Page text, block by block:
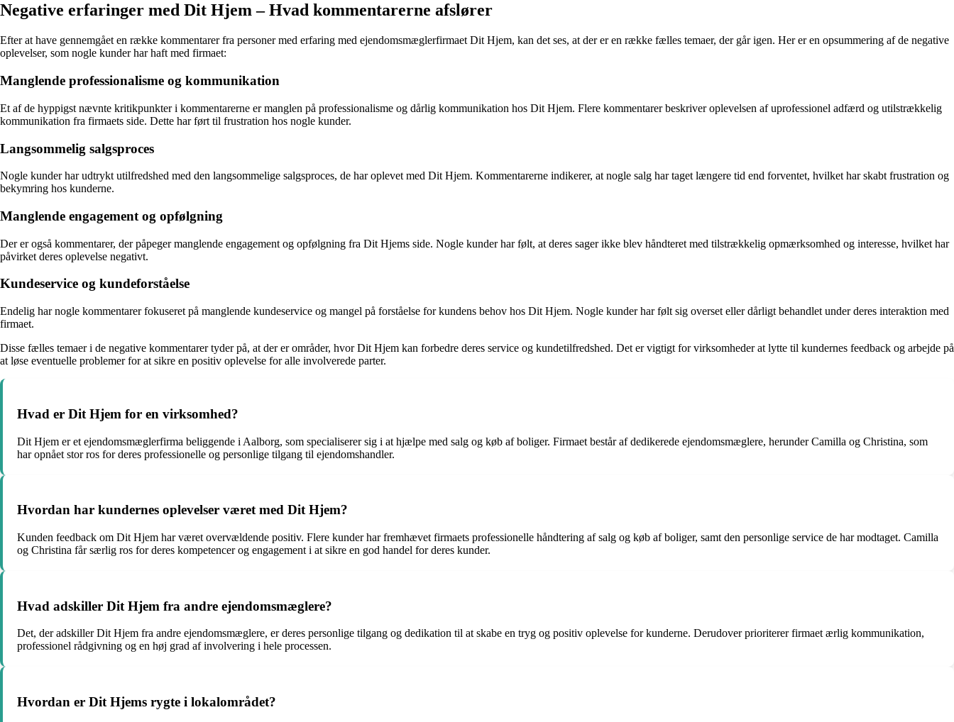
Negative erfaringer med Dit Hjem – Hvad kommentarerne afslører
Efter at have gennemgået en række kommentarer fra personer med erfaring med ejendomsmæglerfirmaet Dit Hjem, kan det ses, at der er en række fælles temaer, der går igen. Her er en opsummering af de negative
oplevelser, som nogle kunder har haft med firmaet:
Manglende professionalisme og kommunikation
Et af de hyppigst nævnte kritikpunkter i kommentarerne er manglen på professionalisme og dårlig kommunikation hos Dit Hjem. Flere kommentarer beskriver oplevelsen af uprofessionel adfærd og utilstrækkelig
kommunikation fra firmaets side. Dette har ført til frustration hos nogle kunder.
Langsommelig salgsproces
Nogle kunder har udtrykt utilfredshed med den langsommelige salgsproces, de har oplevet med Dit Hjem. Kommentarerne indikerer, at nogle salg har taget længere tid end forventet, hvilket har skabt frustration og
bekymring hos kunderne.
Manglende engagement og opfølgning
Der er også kommentarer, der påpeger manglende engagement og opfølgning fra Dit Hjems side. Nogle kunder har følt, at deres sager ikke blev håndteret med tilstrækkelig opmærksomhed og interesse, hvilket har
påvirket deres oplevelse negativt.
Kundeservice og kundeforståelse
Endelig har nogle kommentarer fokuseret på manglende kundeservice og mangel på forståelse for kundens behov hos Dit Hjem. Nogle kunder har følt sig overset eller dårligt behandlet under deres interaktion med
firmaet.
Disse fælles temaer i de negative kommentarer tyder på, at der er områder, hvor Dit Hjem kan forbedre deres service og kundetilfredshed. Det er vigtigt for virksomheder at lytte til kundernes feedback og arbejde på
at løse eventuelle problemer for at sikre en positiv oplevelse for alle involverede parter.
Hvad er Dit Hjem for en virksomhed?
Dit Hjem er et ejendomsmæglerfirma beliggende i Aalborg, som specialiserer sig i at hjælpe med salg og køb af boliger. Firmaet består af dedikerede ejendomsmæglere, herunder Camilla og Christina, som
har opnået stor ros for deres professionelle og personlige tilgang til ejendomshandler.
Hvordan har kundernes oplevelser været med Dit Hjem?
Kunden feedback om Dit Hjem har været overvældende positiv. Flere kunder har fremhævet firmaets professionelle håndtering af salg og køb af boliger, samt den personlige service de har modtaget. Camilla
og Christina får særlig ros for deres kompetencer og engagement i at sikre en god handel for deres kunder.
Hvad adskiller Dit Hjem fra andre ejendomsmæglere?
Det, der adskiller Dit Hjem fra andre ejendomsmæglere, er deres personlige tilgang og dedikation til at skabe en tryg og positiv oplevelse for kunderne. Derudover prioriterer firmaet ærlig kommunikation,
professionel rådgivning og en høj grad af involvering i hele processen.
Hvordan er Dit Hjems rygte i lokalområdet?